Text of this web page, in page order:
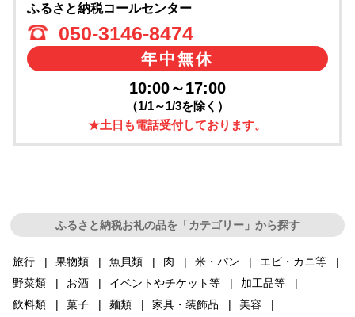
ふるさと納税コールセンター
050-3146-8474
年中無休
10:00～17:00
（1/1～1/3を除く）
★土日も電話受付しております。
ふるさと納税お礼の品を「カテゴリー」から探す
旅行 果物類 魚貝類 肉 米・パン
エビ・カニ等
野菜類
お酒 イベントやチケット等
加工品等
飲料類
菓子 麺類 家具・装飾品
美容